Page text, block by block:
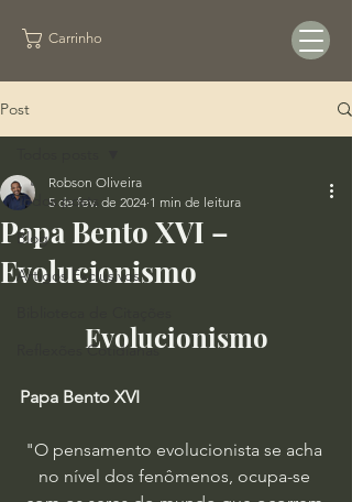
Carrinho
Post
Todos posts
Blog
Artigos Exclusivos
Reflexões Cotidianas
Papa Bento XVI –
Evolucionismo
Robson Oliveira
5 de fev. de 2024 1 min de leitura
Evolucionismo
Papa Bento XVI
"O pensamento evolucionista se acha
no nível dos fenômenos, ocupa-se